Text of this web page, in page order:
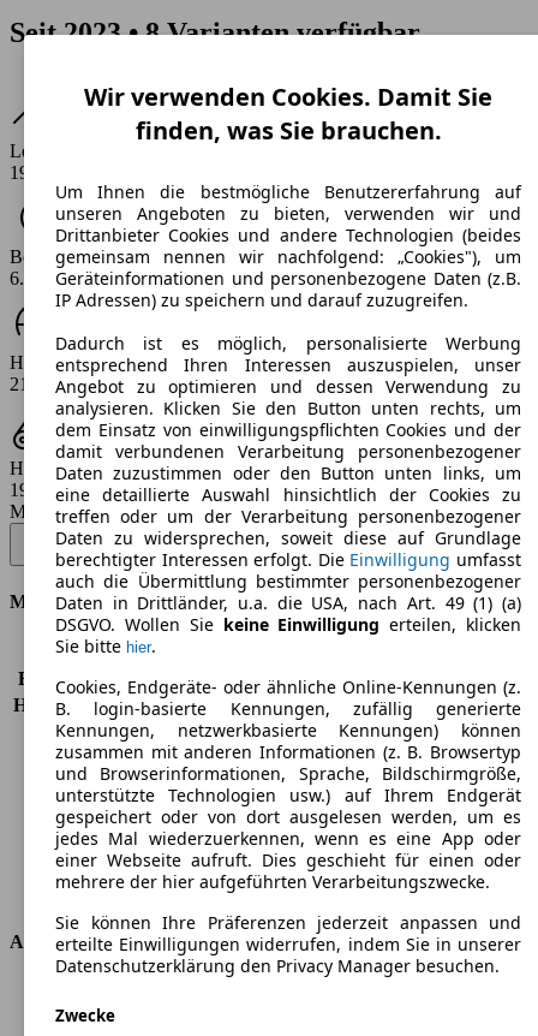
Seit 2023 • 8 Varianten verfügbar
Leistung
197 PS
Beschleunigung (0-100 km/h)
6.4 s
Höchstgeschwindigkeit (km/h)
219 km/h
Hubraum
1993 ccm
Modellbezeichnung
GLC-Coupe 300 de 4Matic 9G-TRONIC Edition Avantgarde - 145 KW
(197 PS) (Seit 2024/10) ▼
Motor & Leistung
KW (PS)
Beschleunigung (0-100 km/h)
6,4s
Höchstgeschwindigkeit (km/h) 219 km/h
Anzahl der Gänge
9
Drehmoment
440 nm
Hubraum
1993 ccm
Kraftstoff
Elektro/Diesel
Zylinder
4
Getriebe
Automatik
Antriebsart
Allrad permanent
Abmessungen
Höhe
Wir verwenden Cookies. Damit Sie
finden, was Sie brauchen.
Um Ihnen die bestmögliche Benutzererfahrung auf
unseren Angeboten zu bieten, verwenden wir und
Drittanbieter Cookies und andere Technologien (beides
gemeinsam nennen wir nachfolgend: „Cookies"), um
Geräteinformationen und personenbezogene Daten (z.B.
IP Adressen) zu speichern und darauf zuzugreifen.
Dadurch ist es möglich, personalisierte Werbung
entsprechend Ihren Interessen auszuspielen, unser
Angebot zu optimieren und dessen Verwendung zu
analysieren. Klicken Sie den Button unten rechts, um
dem Einsatz von einwilligungspflichten Cookies und der
damit verbundenen Verarbeitung personenbezogener
Daten zuzustimmen oder den Button unten links, um
eine detaillierte Auswahl hinsichtlich der Cookies zu
treffen oder um der Verarbeitung personenbezogener
Daten zu widersprechen, soweit diese auf Grundlage
berechtigter Interessen erfolgt. Die Einwilligung umfasst
auch die Übermittlung bestimmter personenbezogener
Daten in Drittländer, u.a. die USA, nach Art. 49 (1) (a)
DSGVO. Wollen Sie keine Einwilligung erteilen, klicken
Sie bitte hier.
Cookies, Endgeräte- oder ähnliche Online-Kennungen (z.
B. login-basierte Kennungen, zufällig generierte
Kennungen, netzwerkbasierte Kennungen) können
zusammen mit anderen Informationen (z. B. Browsertyp
und Browserinformationen, Sprache, Bildschirmgröße,
unterstützte Technologien usw.) auf Ihrem Endgerät
gespeichert oder von dort ausgelesen werden, um es
jedes Mal wiederzuerkennen, wenn es eine App oder
einer Webseite aufruft. Dies geschieht für einen oder
mehrere der hier aufgeführten Verarbeitungszwecke.
Sie können Ihre Präferenzen jederzeit anpassen und
erteilte Einwilligungen widerrufen, indem Sie in unserer
Datenschutzerklärung den Privacy Manager besuchen.
Zwecke